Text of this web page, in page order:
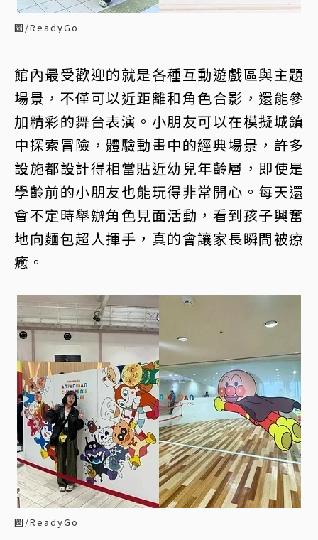
圖/ReadyGo
館內最受歡迎的就是各種互動遊戲區與主題
場景，不僅可以近距離和角色合影，還能參
加精彩的舞台表演。小朋友可以在模擬城鎮
中探索冒險，體驗動畫中的經典場景，許多
設施都設計得相當貼近幼兒年齡層，即使是
學齡前的小朋友也能玩得非常開心。每天還
會不定時舉辦角色見面活動，看到孩子興奮
地向麵包超人揮手，真的會讓家長瞬間被療
癒。
圖/ReadyGo